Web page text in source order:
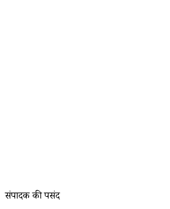
संपादक की पसंद